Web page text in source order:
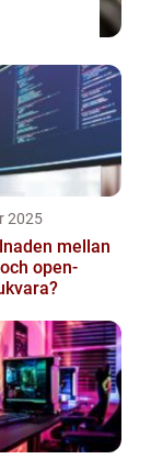
2025
mellan
open-